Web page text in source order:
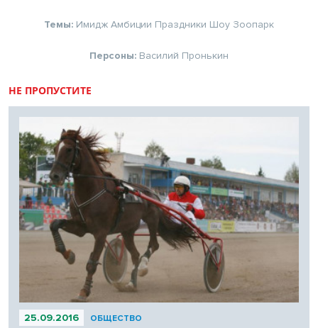
Темы: Имидж Амбиции Праздники Шоу Зоопарк
Персоны: Василий Пронькин
НЕ ПРОПУСТИТЕ
25.09.2016 ОБЩЕСТВО